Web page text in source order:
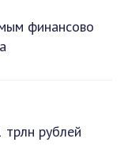
финансово
рублей